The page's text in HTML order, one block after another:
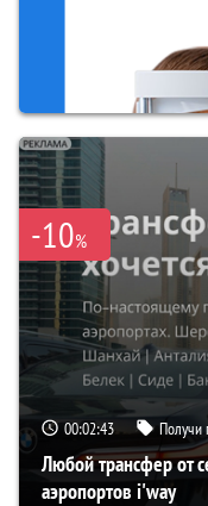
-10%
00:02:42 Получи
Любой трансфер от
аэропортов i'way